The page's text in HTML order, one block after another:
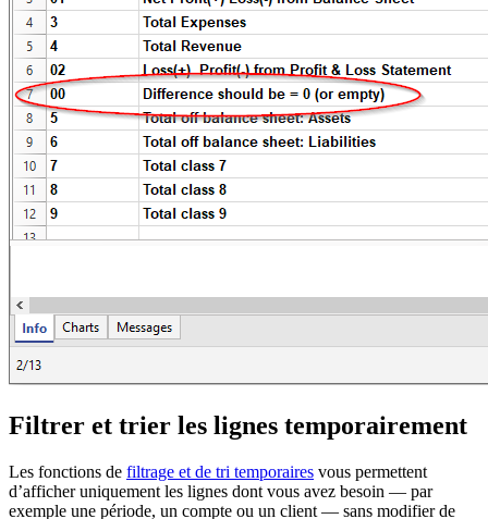
Filtrer et trier les lignes temporairement
Les fonctions de filtrage et de tri temporaires vous permettent
d’afficher uniquement les lignes dont vous avez besoin — par
exemple une période, un compte ou un client — sans modifier de